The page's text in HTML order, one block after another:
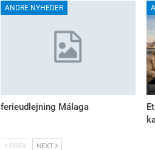
ANDRE NYHEDER
ferieudlejning Málaga
PREV NEXT